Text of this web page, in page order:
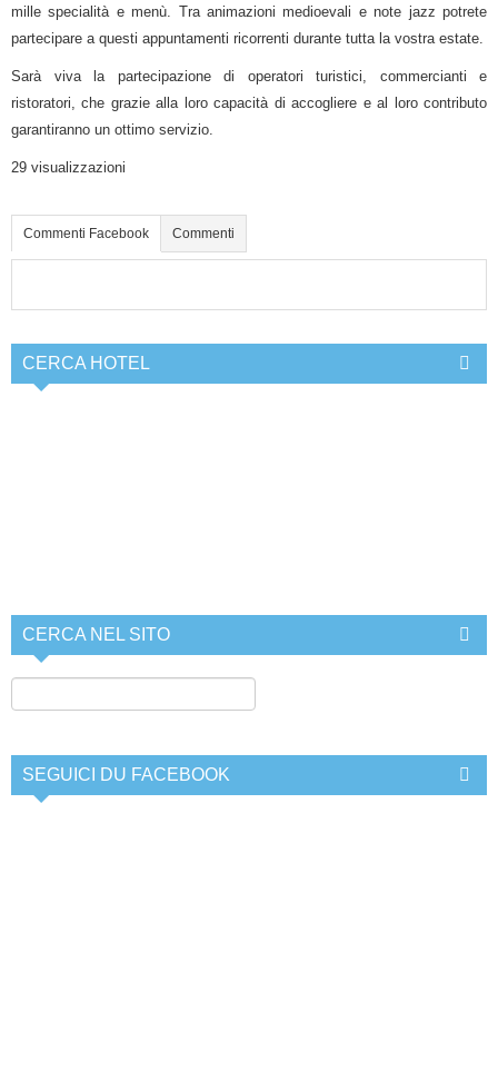
mille specialità e menù. Tra animazioni medioevali e note jazz potrete
partecipare a questi appuntamenti ricorrenti durante tutta la vostra estate.
Sarà viva la partecipazione di operatori turistici, commercianti e
ristoratori, che grazie alla loro capacità di accogliere e al loro contributo
garantiranno un ottimo servizio.
29 visualizzazioni
Commenti Facebook Commenti
CERCA HOTEL
CERCA NEL SITO
SEGUICI DU FACEBOOK